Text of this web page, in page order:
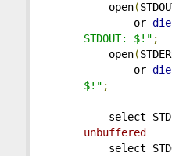
open(
or die
STDOUT: $!" ;
open(
or die
$!" ;
select
unbuffered
select